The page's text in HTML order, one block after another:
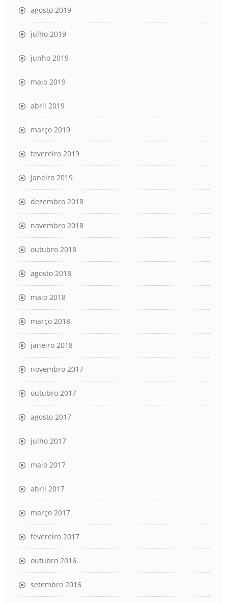
agosto 2019
julho 2019
junho 2019
maio 2019
abril 2019
março 2019
fevereiro 2019
janeiro 2019
dezembro 2018
novembro 2018
outubro 2018
agosto 2018
maio 2018
março 2018
janeiro 2018
novembro 2017
outubro 2017
agosto 2017
julho 2017
maio 2017
abril 2017
março 2017
fevereiro 2017
outubro 2016
setembro 2016